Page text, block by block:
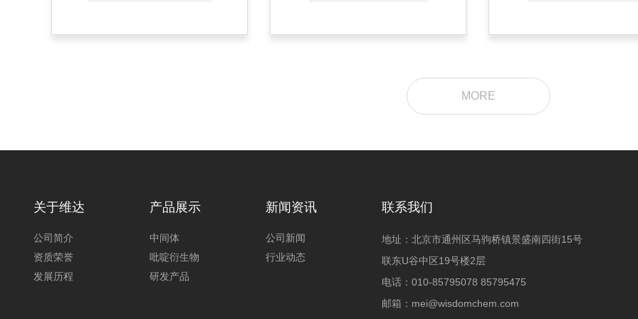
MORE
关于维达
公司简介
资质荣誉
发展历程
产品展示
中间体
吡啶衍生物
研发产品
新闻资讯
公司新闻
行业动态
联系我们
地址：北京市通州区马驹桥镇景盛南四街15号
联东U谷中区19号楼2层
电话：010-85795078 85795475
邮箱： mei@wisdomchem.com